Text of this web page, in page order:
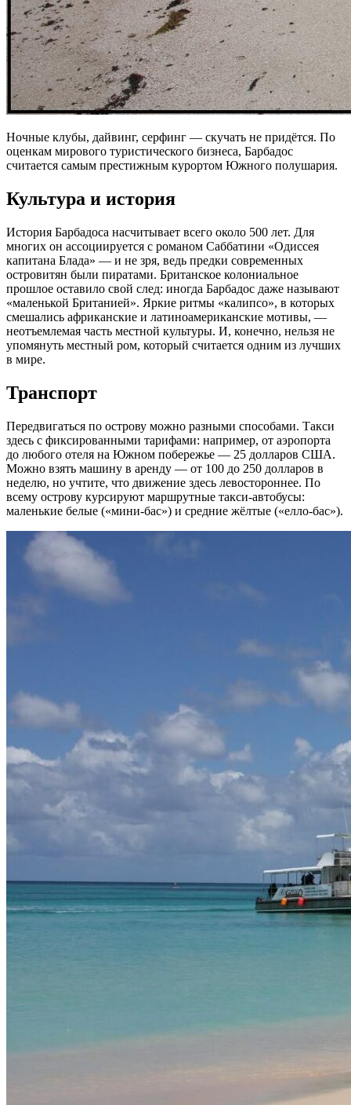
Ночные клубы, дайвинг, серфинг — скучать не придётся. По
оценкам мирового туристического бизнеса, Барбадос
считается самым престижным курортом Южного полушария.
Культура и история
История Барбадоса насчитывает всего около 500 лет. Для
многих он ассоциируется с романом Саббатини «Одиссея
капитана Блада» — и не зря, ведь предки современных
островитян были пиратами. Британское колониальное
прошлое оставило свой след: иногда Барбадос даже называют
«маленькой Британией». Яркие ритмы «калипсо», в которых
смешались африканские и латиноамериканские мотивы, —
неотъемлемая часть местной культуры. И, конечно, нельзя не
упомянуть местный ром, который считается одним из лучших
в мире.
Транспорт
Передвигаться по острову можно разными способами. Такси
здесь с фиксированными тарифами: например, от аэропорта
до любого отеля на Южном побережье — 25 долларов США.
Можно взять машину в аренду — от 100 до 250 долларов в
неделю, но учтите, что движение здесь левостороннее. По
всему острову курсируют маршрутные такси-автобусы:
маленькие белые («мини-бас») и средние жёлтые («елло-бас»).